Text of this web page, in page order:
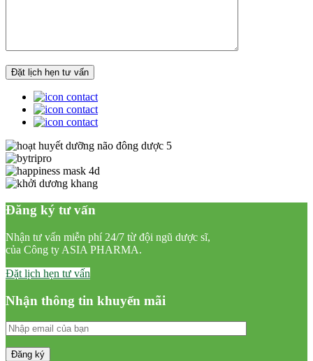
Đăng ký tư vấn
Nhận tư vấn miễn phí 24/7 từ đội ngũ dược sĩ,
của Công ty ASIA PHARMA.
Đặt lịch hẹn tư vấn
Nhận thông tin khuyến mãi